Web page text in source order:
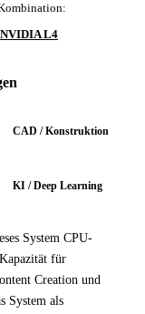
L4
CAD / Konstruktion
KI / Deep Learning
System CPU-
für
Creation und
System als